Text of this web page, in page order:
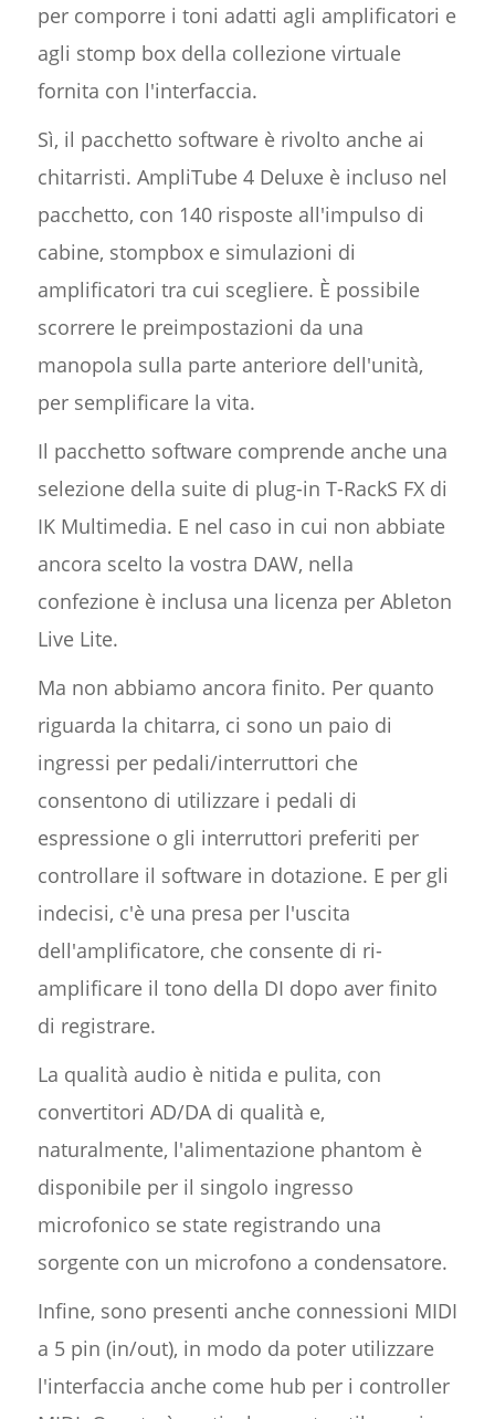
per comporre i toni adatti agli amplificatori e
agli stomp box della collezione virtuale
fornita con l'interfaccia.
Sì, il pacchetto software è rivolto anche ai
chitarristi. AmpliTube 4 Deluxe è incluso nel
pacchetto, con 140 risposte all'impulso di
cabine, stompbox e simulazioni di
amplificatori tra cui scegliere. È possibile
scorrere le preimpostazioni da una
manopola sulla parte anteriore dell'unità,
per semplificare la vita.
Il pacchetto software comprende anche una
selezione della suite di plug-in T-RackS FX di
IK Multimedia. E nel caso in cui non abbiate
ancora scelto la vostra DAW, nella
confezione è inclusa una licenza per Ableton
Live Lite.
Ma non abbiamo ancora finito. Per quanto
riguarda la chitarra, ci sono un paio di
ingressi per pedali/interruttori che
consentono di utilizzare i pedali di
espressione o gli interruttori preferiti per
controllare il software in dotazione. E per gli
indecisi, c'è una presa per l'uscita
dell'amplificatore, che consente di ri-
amplificare il tono della DI dopo aver finito
di registrare.
La qualità audio è nitida e pulita, con
convertitori AD/DA di qualità e,
naturalmente, l'alimentazione phantom è
disponibile per il singolo ingresso
microfonico se state registrando una
sorgente con un microfono a condensatore.
Infine, sono presenti anche connessioni MIDI
a 5 pin (in/out), in modo da poter utilizzare
l'interfaccia anche come hub per i controller